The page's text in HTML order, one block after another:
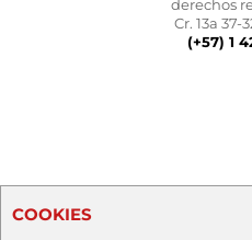
derechos
Cr. 13a 37-
(+57) 1
COOKIES